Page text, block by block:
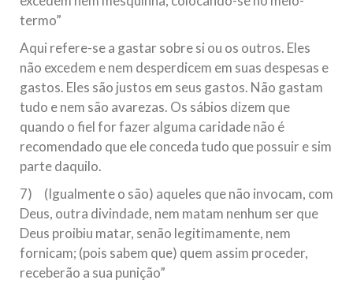
termo”
Aqui refere-se a gastar sobre si ou os outros. Eles
não excedem e nem desperdicem em suas despesas e
gastos. Eles são justos em seus gastos. Não gastam
tudo e nem são avarezas. Os sábios dizem que
quando o fiel for fazer alguma caridade não é
recomendado que ele conceda tudo que possuir e sim
parte daquilo.
7) (Igualmente o são) aqueles que não invocam, com
Deus, outra divindade, nem matam nenhum ser que
Deus proibiu matar, senão legitimamente, nem
fornicam; (pois sabem que) quem assim proceder,
receberão a sua punição”